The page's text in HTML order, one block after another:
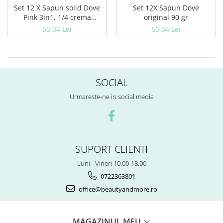
Servetele umede
Bureti de baie
Accesorii ingrijire corp
Machiaj
Creion si tus ochi
Adeziv dentar si ingrijire proteza
Igiena intima
Tampoane si absorbante
Set 12 X Sapun solid Dove
Pink 3in1, 1/4 crema
hidratanta, 90 gr
65,34 Lei
Set 12X Sapun Dove
original 90 gr
65,34 Lei
SOCIAL
Urmareste-ne in social media
SUPORT CLIENTI
Luni - Vineri 10.00-18.00
0722363801
office@beautyandmore.ro